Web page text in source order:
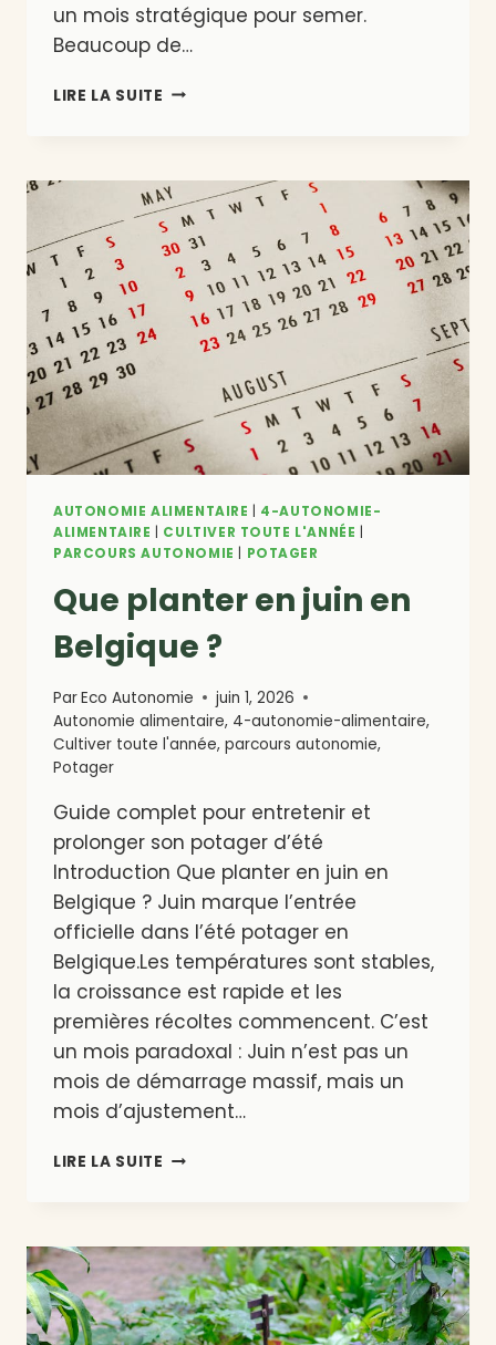
un mois stratégique pour semer.
Beaucoup de…
LIRE LA SUITE QUE
EN
BELGIQUE
?
AUTONOMIE ALIMENTAIRE
4-AUTONOMIE-
ALIMENTAIRE
CULTIVER TOUTE L'ANNÉE
PARCOURS AUTONOMIE
POTAGER
Que planter en juin en
Belgique ?
ParEco Autonomie
juin 1, 2026
Autonomie alimentaire, 4-autonomie-alimentaire,
Cultiver toute l'année, parcours autonomie,
Potager
Guide complet pour entretenir et
prolonger son potager d’été
Introduction Que planter en juin en
Belgique ? Juin marque l’entrée
officielle dans l’été potager en
Belgique.Les températures sont stables,
la croissance est rapide et les
premières récoltes commencent. C’est
un mois paradoxal : Juin n’est pas un
mois de démarrage massif, mais un
mois d’ajustement…
LIRE LA SUITE QUE
EN
BELGIQUE
?